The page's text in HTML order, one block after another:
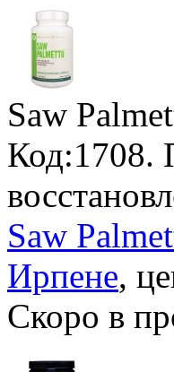
Saw
Код:1708.
Saw
Ирпене,
Скоро в